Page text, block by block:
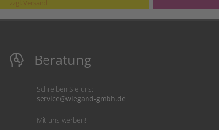
zzgl. Versand
Beratung
Schreiben Sie uns:
service@wiegand-gmbh.de
Mit uns werben!